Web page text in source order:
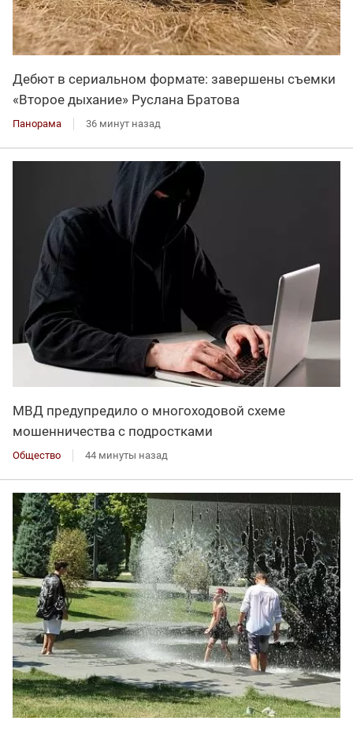
Дебют в сериальном формате: завершены съемки
«Второе дыхание» Руслана Братова
Панорама 36 минут назад
МВД предупредило о многоходовой схеме
мошенничества с подростками
Общество 44 минуты назад